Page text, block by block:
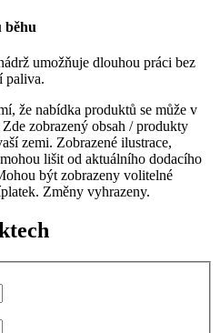
běhu
umožňuje dlouhou práci bez
paliva.
že nabídka produktů se může v
zobrazený obsah / produkty
zemi. Zobrazené ilustrace,
lišit od aktuálního dodacího
být zobrazeny volitelné
Změny vyhrazeny.